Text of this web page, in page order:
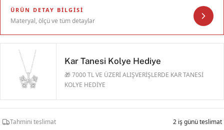
ÜRÜN DETAY BILGISI
Materyal, ölçü ve tüm detaylar
Kar Tanesi Kolye Hediye
🎁 7000 TL VE ÜZERİ ALIŞVERİŞLERDE KAR TANESİ
KOLYE HEDİYE
Tahmini teslimat 2 iş günü teslimat